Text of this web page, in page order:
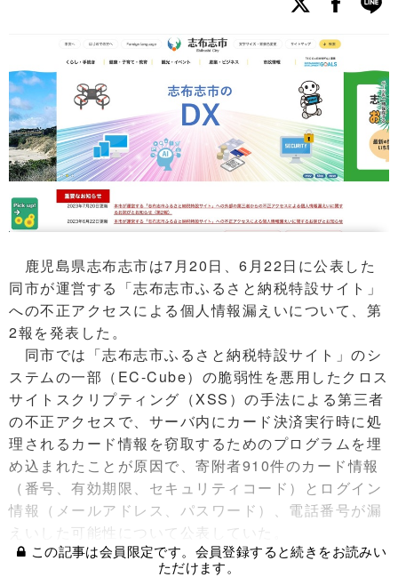
鹿児島県志布志市は7月20日、6月22日に公表した
同市が運営する「志布志市ふるさと納税特設サイト」
への不正アクセスによる個人情報漏えいについて、第
2報を発表した。
同市では「志布志市ふるさと納税特設サイト」のシ
ステムの一部（EC-Cube）の脆弱性を悪用したクロス
サイトスクリプティング（XSS）の手法による第三者
の不正アクセスで、サーバ内にカード決済実行時に処
理されるカード情報を窃取するためのプログラムを埋
め込まれたことが原因で、寄附者910件のカード情報
（番号、有効期限、セキュリティコード）とログイン
情報（メールアドレス、パスワード）、電話番号が漏
えいした可能性について公表していた。
この記事は会員限定です。会員登録すると続きをお読みい
ただけます。